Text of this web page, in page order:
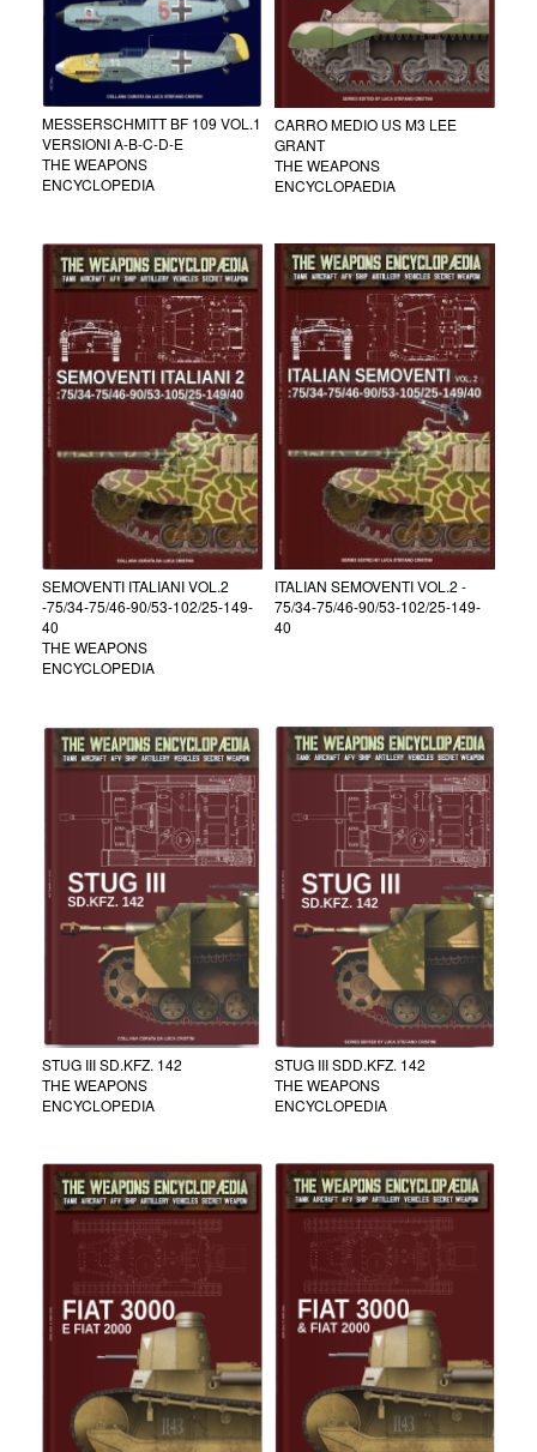
MESSERSCHMITT BF 109 VOL.1
VERSIONI A-B-C-D-E
THE WEAPONS
ENCYCLOPEDIA
CARRO MEDIO US M3 LEE
GRANT
THE WEAPONS
ENCYCLOPAEDIA
SEMOVENTI ITALIANI VOL.2
-75/34-75/46-90/53-102/25-149-
40
THE WEAPONS
ENCYCLOPEDIA
ITALIAN SEMOVENTI VOL.2 -
75/34-75/46-90/53-102/25-149-
40
STUG III SD.KFZ. 142
THE WEAPONS
ENCYCLOPEDIA
STUG III SDD.KFZ. 142
THE WEAPONS
ENCYCLOPEDIA